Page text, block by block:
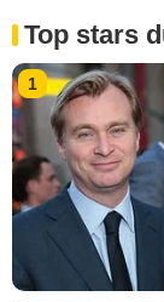
Top stars
1